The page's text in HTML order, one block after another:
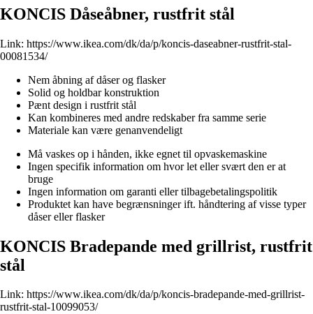
KONCIS Dåseåbner, rustfrit stål
Link: https://www.ikea.com/dk/da/p/koncis-daseabner-rustfrit-stal-
00081534/
Nem åbning af dåser og flasker
Solid og holdbar konstruktion
Pænt design i rustfrit stål
Kan kombineres med andre redskaber fra samme serie
Materiale kan være genanvendeligt
Må vaskes op i hånden, ikke egnet til opvaskemaskine
Ingen specifik information om hvor let eller svært den er at
bruge
Ingen information om garanti eller tilbagebetalingspolitik
Produktet kan have begrænsninger ift. håndtering af visse typer
dåser eller flasker
KONCIS Bradepande med grillrist, rustfrit
stål
Link: https://www.ikea.com/dk/da/p/koncis-bradepande-med-grillrist-
rustfrit-stal-10099053/